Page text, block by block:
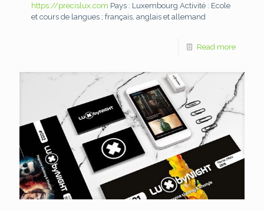
https://precislux.com Pays : Luxembourg Activité : Ecole
et cours de langues ; français, anglais et allemand
Read more